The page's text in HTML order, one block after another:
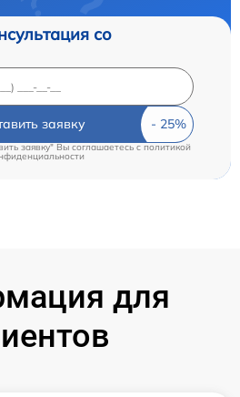
со
заявку
заявку" Вы соглашаетесь c политикой
для